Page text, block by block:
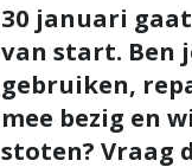
30 januari
van start. Ben
gebruiken,
mee bezig en
stoten? Vraag